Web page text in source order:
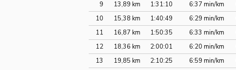
9
13,89 km 1:31:10 6:37 min/km
10
15,38 km 1:40:49 6:29 min/km
11
16,87 km 1:50:35 6:33 min/km
12
18,36 km 2:00:01 6:20 min/km
13
19,85 km 2:10:25 6:59 min/km